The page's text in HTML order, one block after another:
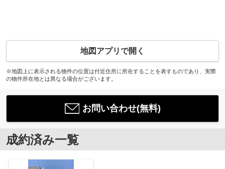
地図アプリで開く
※地図上に表示される物件の位置は付近住所に所在することを表すものであり、実際
の物件所在地とは異なる場合がございます。
お問い合わせ(無料)
成約済み一覧